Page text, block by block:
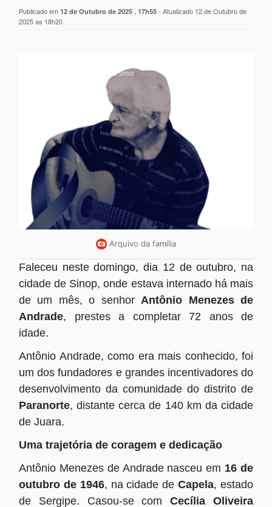
Publicado em 12 de Outubro de 2025 17h55 - Atualizado 12 de Outubro de
2025 as 18h20
Arquivo da família
Faleceu neste domingo, dia 12 de outubro, na
cidade de Sinop, onde estava internado há mais
de um mês, o senhorAntônio Menezes de
Andrade, prestes a completar 72 anos de
idade.
Antônio Andrade, como era mais conhecido, foi
um dos fundadores e grandes incentivadores do
desenvolvimento da comunidade do distrito de
Paranorte, distante cerca de 140 km da cidade
de Juara.
Uma trajetória de coragem e dedicação
Antônio Menezes de Andrade nasceu em 16 de
outubro de 1946, na cidade deCapela, estado
de Sergipe. Casou-se comCecília Oliveira